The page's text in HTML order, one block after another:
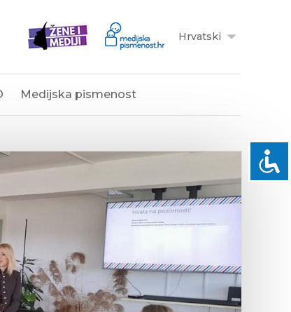
Hrvatski
Medijska pismenost